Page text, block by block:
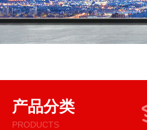
产品分类
PRODUCTS